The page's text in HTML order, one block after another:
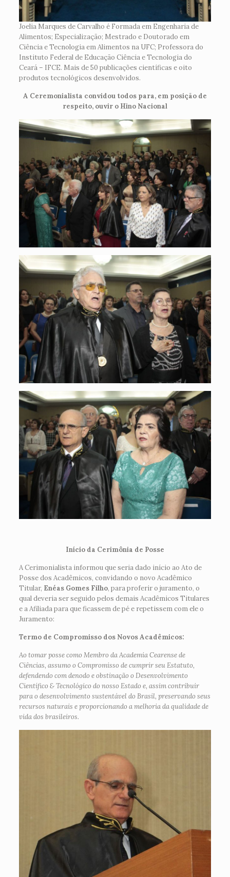
Joelia Marques de Carvalho é Formada em Engenharia de
Alimentos; Especialização; Mestrado e Doutorado em
Ciência e Tecnologia em Alimentos na UFC; Professora do
Instituto Federal de Educação Ciência e Tecnologia do
Ceará – IFCE. Mais de 50 publicações científicas e oito
produtos tecnológicos desenvolvidos.
A Ceremonialista convidou todos para, em posição de
respeito, ouvir o Hino Nacional
Início da Cerimônia de Posse
A Cerimonialista informou que seria dado início ao Ato de
Posse dos Acadêmicos, convidando o novo Acadêmico
Titular, Enéas Gomes Filho, para proferir o juramento, o
qual deveria ser seguido pelos demais Acadêmicos Titulares
e a Afiliada para que ficassem de pé e repetissem com ele o
Juramento:
Termo de Compromisso dos Novos Acadêmicos:
Ao tomar posse como Membro da Academia Cearense de
Ciências, assumo o Compromisso de cumprir seu Estatuto,
defendendo com denodo e obstinação o Desenvolvimento
Científico & Tecnológico do nosso Estado e, assim contribuir
para o desenvolvimento sustentável do Brasil, preservando seus
recursos naturais e proporcionando a melhoria da qualidade de
vida dos brasileiros.